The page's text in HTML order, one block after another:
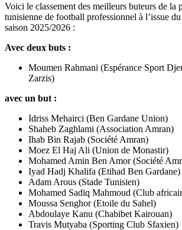
Voici le classement des meilleurs buteurs de la
tunisienne de football professionnel à l’issue
saison 2025/2026 :
Avec deux buts :
Moumen Rahmani (Espérance Sport
Zarzis)
avec un but :
Idriss Mehairci (Ben Gardane Union)
Shaheb Zaghlami (Association Amran)
Ihab Bin Rajab (Société Amran)
Moez El Haj Ali (Union de Monastir)
Mohamed Amin Ben Amor (Société
Iyad Hadj Khalifa (Etihad Ben Gardane)
Adam Arous (Stade Tunisien)
Mohamed Sadiq Mahmoud (Club
Moussa Senghor (Etoile du Sahel)
Abdoulaye Kanu (Chabibet Kairouan)
Travis Mutyaba (Sporting Club Sfaxien)